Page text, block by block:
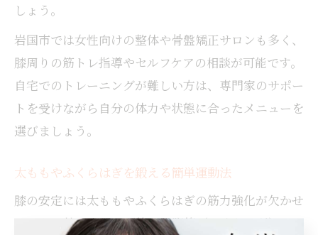
しょう。
岩国市では女性向けの整体や骨盤矯正サロンも多く、
膝周りの筋トレ指導やセルフケアの相談が可能です。
自宅でのトレーニングが難しい方は、専門家のサポー
トを受けながら自分の体力や状態に合ったメニューを
選びましょう。
太ももやふくらはぎを鍛える簡単運動法
膝の安定には太ももやふくらはぎの筋力強化が欠かせ
ません。特に大腿四頭筋や腓腹筋（ふくらはぎ）